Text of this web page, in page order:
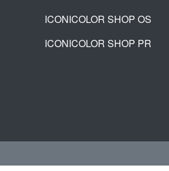
ICONICOLOR SHOP OS
ICONICOLOR SHOP PR